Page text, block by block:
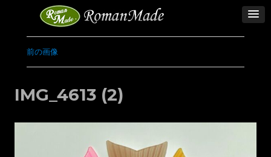
前の画像
IMG_4613 (2)